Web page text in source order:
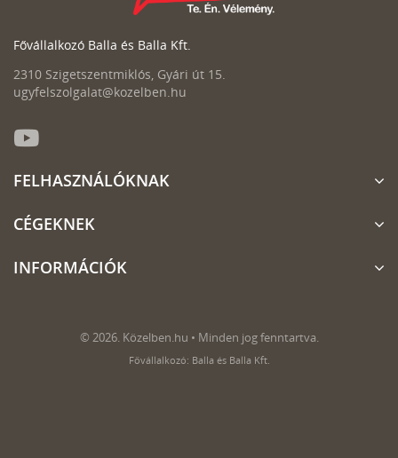
Fővállalkozó Balla és Balla Kft.
2310 Szigetszentmiklós, Gyári út 15.
ugyfelszolgalat@kozelben.hu
FELHASZNÁLÓKNAK
CÉGEKNEK
INFORMÁCIÓK
© 2026. Közelben.hu • Minden jog fenntartva.
Fővállalkozó: Balla és Balla Kft.